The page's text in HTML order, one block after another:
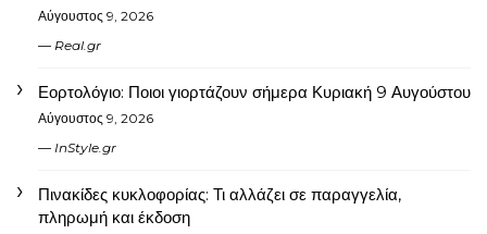
Αύγουστος 9, 2026
Real.gr
Εορτολόγιο: Ποιοι γιορτάζουν σήμερα Κυριακή 9 Αυγούστου
Αύγουστος 9, 2026
InStyle.gr
Πινακίδες κυκλοφορίας: Τι αλλάζει σε παραγγελία,
πληρωμή και έκδοση